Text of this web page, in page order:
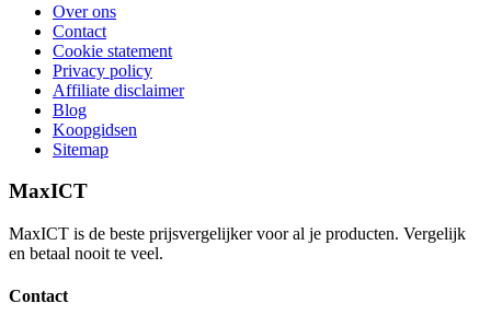
Over ons
Contact
Cookie statement
Privacy policy
Affiliate disclaimer
Blog
Koopgidsen
Sitemap
MaxICT
MaxICT is de beste prijsvergelijker voor al je producten. Vergelijk
en betaal nooit te veel.
Contact